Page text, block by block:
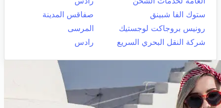
ستوك الفا شبينق
صفاقس المدينة
رونيس بروجاكت لوجستيك
المرسى
شركة النقل البحري السريع
رادس